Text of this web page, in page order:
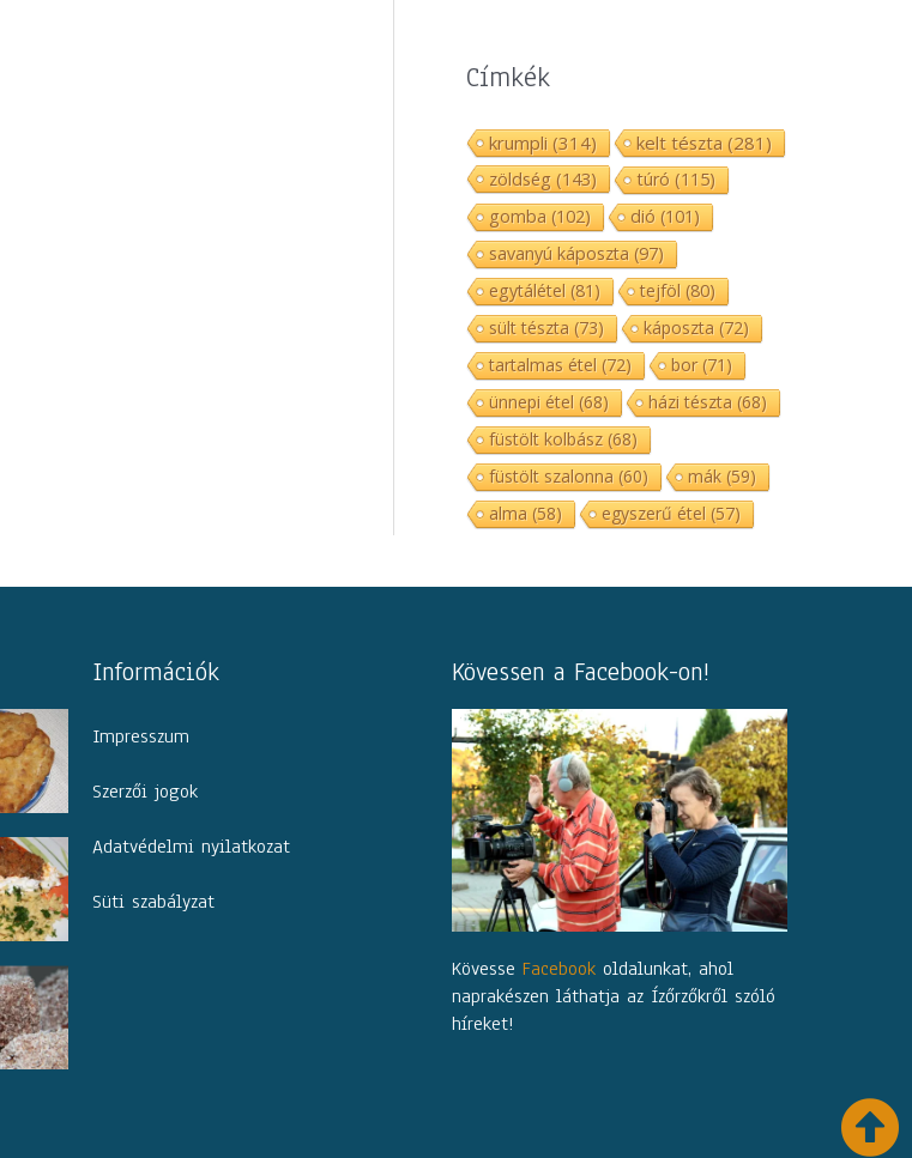
Címkék
krumpli(314) kelt tészta(281)
zöldség(143) túró (115)
gomba (102) dió (101)
savanyú káposzta (97)
egytálétel (81) tejföl (80)
sült tészta (73) káposzta (72)
tartalmas étel (72) bor(71)
ünnepi étel (68) házi tészta (68)
füstölt kolbász(68)
füstölt szalonna (60) mák(59)
alma (58) egyszerű étel (57)
Információk
Impresszum
Szerzői jogok
Adatvédelmi nyilatkozat
Süti szabályzat
Kövessen a Facebook-on!
Kövesse Facebook oldalunkat, ahol
naprakészen láthatja az Ízőrzőkről szóló
híreket!